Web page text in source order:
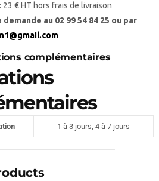
: 23 € HT hors frais de livraison
demande au 02 99 54 84 25 ou par
complémentaires
1 à 3 jours, 4 à 7 jours